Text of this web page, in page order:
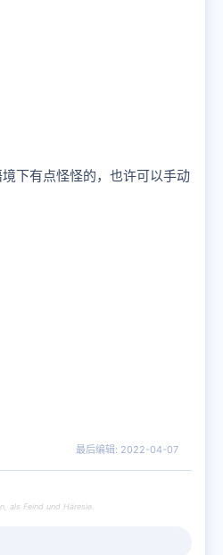
下有点怪怪的，也许可以手动
最后编辑: 2022-04-07
als Feind und Häresie.